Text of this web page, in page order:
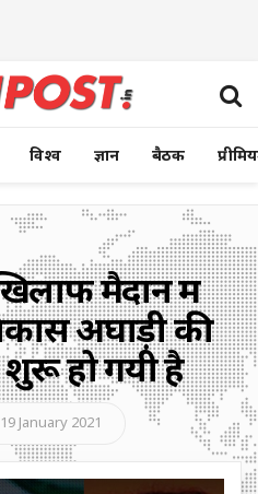
विश्व ज्ञान बैठक
मैदान में
अघाड़ी की
शुरू हो गयी है
19 January 2021